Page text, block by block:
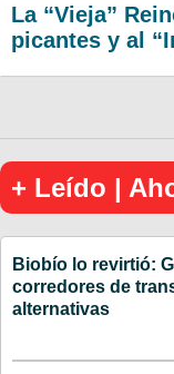
La “Vieja”
picantes y al
+ Leído |
Biobío lo revirtió:
corredores de
alternativas